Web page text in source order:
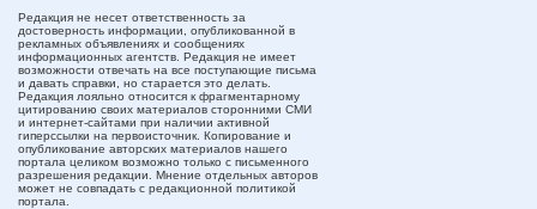
Редакция не несет ответственность за
достоверность информации, опубликованной в
рекламных объявлениях и сообщениях
информационных агентств. Редакция не имеет
возможности отвечать на все поступающие письма
и давать справки, но старается это делать.
Редакция лояльно относится к фрагментарному
цитированию своих материалов сторонними СМИ
и интернет-сайтами при наличии активной
гиперссылки на первоисточник. Копирование и
опубликование авторских материалов нашего
портала целиком возможно только с письменного
разрешения редакции. Мнение отдельных авторов
может не совпадать с редакционной политикой
портала.